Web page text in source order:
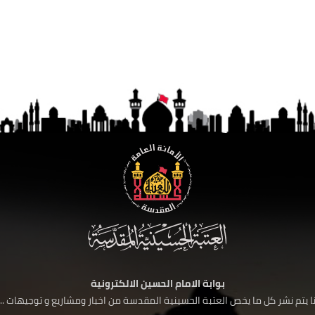
بوابة الامام الحسين الالكترونية
يتم نشر كل ما يخص العتبة الحسينية المقدسة من اخبار ومشاريع و توجيهات